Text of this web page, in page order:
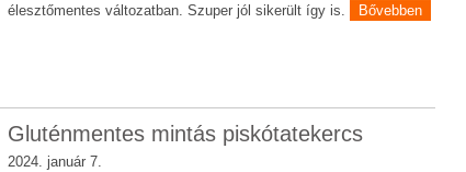
élesztőmentes változatban. Szuper jól sikerült így is.
Bővebben
Gluténmentes mintás piskótatekercs
2024. január 7.